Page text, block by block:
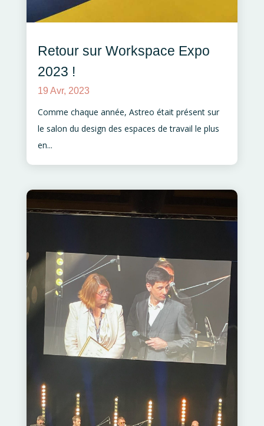
Retour sur Workspace Expo
2023 !
19 Avr, 2023
Comme chaque année, Astreo était présent sur
le salon du design des espaces de travail le plus
en...